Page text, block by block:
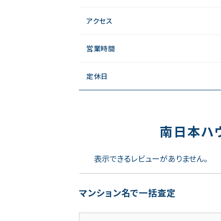
アクセス
営業時間
定休日
南日本ハ
表示できるレビューがありません。
マンション名で一括査定